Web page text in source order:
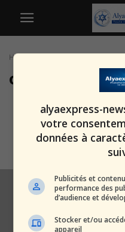
Home
câbles sous-
Uni :
le
alyaexpress-
votre
données à
Publicités et
performance des
d’audience et
Stocker et/ou
appareil